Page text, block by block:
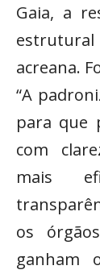
Gaia, a
acreana.
“A
para que
com
mais
os
ganham